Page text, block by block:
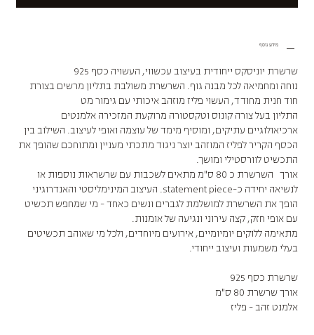
מידע נוסף
שרשרת יוניסקס ייחודית בעיצוב עכשווי, העשויה כסף 925
נוחה ומחמיאה לכל מבנה גוף. השרשרת משולבת בתליון מרשים בצורת
חוד חנית מחודד, העשוי פליז מוזהב איכותי עם גימור מט
התליון בעל צורה קונוס וטקסטורה מרוקעת המזכירה אלמנטים
ארכיאולוגיים עתיקים, ומוסיף מימד של עוצמה ואופי לעיצוב. השילוב בין
הכסף הקריר לפליז המוזהב יוצר ניגוד מתכתי מעניין ומתוחכם שהופך את
התכשיט לוורסטילי ומושך.
אורך השרשרת כ 80 ס"מ מתאים לשכבות עם שרשראות נוספות או
לנשיאה יחידה כ-statement piece. העיצוב המינימליסטי והאנדרוגיני
הופך את השרשרת למושלמת לגברים ונשים כאחד - מי שמחפש תכשיט
עם אופי חזק, קצה עירוני ונגיעה של אומנות.
מתאימה ללוקים יומיומיים, אירועים מיוחדים, ולכל מי שאוהב תכשיטים
בעלי משמעות ועיצוב ייחודי.
שרשרת כסף 925
אורך שרשרת 80 ס"מ
אלמנט זהב - פליז